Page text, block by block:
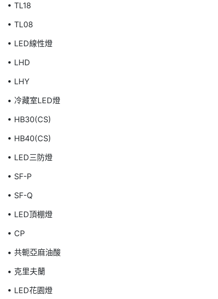
• TL18
• TL08
• LED線性燈
• LHD
• LHY
• 冷藏室LED燈
• HB30(CS)
• HB40(CS)
• LED三防燈
• SF-P
• SF-Q
• LED頂棚燈
• CP
• 共軛亞麻油酸
• 克里夫蘭
• LED花園燈